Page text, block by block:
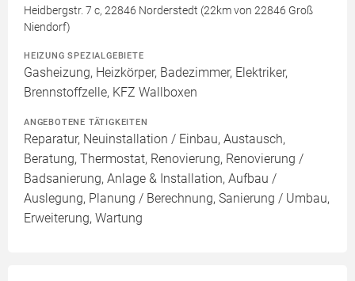
Heidbergstr. 7 c, 22846 Norderstedt (22km von 22846 Groß
Niendorf)
HEIZUNG SPEZIALGEBIETE
Gasheizung, Heizkörper, Badezimmer, Elektriker,
Brennstoffzelle, KFZ Wallboxen
ANGEBOTENE TÄTIGKEITEN
Reparatur, Neuinstallation / Einbau, Austausch,
Beratung, Thermostat, Renovierung, Renovierung /
Badsanierung, Anlage & Installation, Aufbau /
Auslegung, Planung / Berechnung, Sanierung / Umbau,
Erweiterung, Wartung